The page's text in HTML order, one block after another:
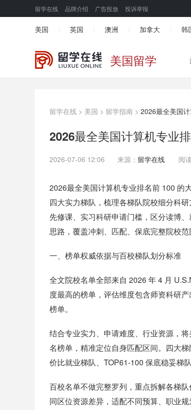
留学在线 品牌介绍 广告投放 投诉举报
美国 英国 澳洲 加拿大 韩
美国留学
留学在线 > 美国 > 留学指南 > 2026最全美国
2026最全美国计算机专业
2026-07-06 12:06 来源： 留学在线 阅读
2026最全美国计算机专业排名前 100 的
四大实力梯队，梳理各梯队院校细分科
先修课、实习科研申请门槛，区分读博
思路，覆盖冲刺、匹配、保底完整院校范
一、榜单权威依据与百校梯队划分标准
全文院校名单全部来自 2026 年 4 月
度最高的榜单，评估维度包含师资科研
榜单。
结合专业实力、申请难度、行业资源，
名榜单，精准定位自身匹配区间。四大
价比就业梯队、TOP61-100 保底稳妥梯
百校名单不做完整罗列，重点拆解各梯
同区位资源差异，适配不同预算、职业规